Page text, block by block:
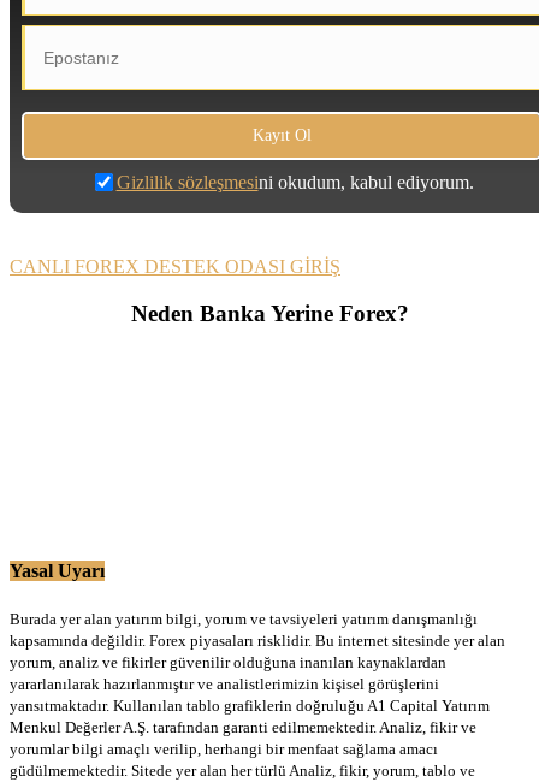
Gizlilik sözleşmesini okudum, kabul ediyorum.
CANLI FOREX DESTEK ODASI GİRİŞ
Neden Banka Yerine Forex?
Yasal Uyarı
Burada yer alan yatırım bilgi, yorum ve tavsiyeleri yatırım danışmanlığı
kapsamında değildir. Forex piyasaları risklidir. Bu internet sitesinde yer alan
yorum, analiz ve fikirler güvenilir olduğuna inanılan kaynaklardan
yararlanılarak hazırlanmıştır ve analistlerimizin kişisel görüşlerini
yansıtmaktadır. Kullanılan tablo grafiklerin doğruluğu A1 Capital Yatırım
Menkul Değerler A.Ş. tarafından garanti edilmemektedir. Analiz, fikir ve
yorumlar bilgi amaçlı verilip, herhangi bir menfaat sağlama amacı
güdülmemektedir. Sitede yer alan her türlü Analiz, fikir, yorum, tablo ve